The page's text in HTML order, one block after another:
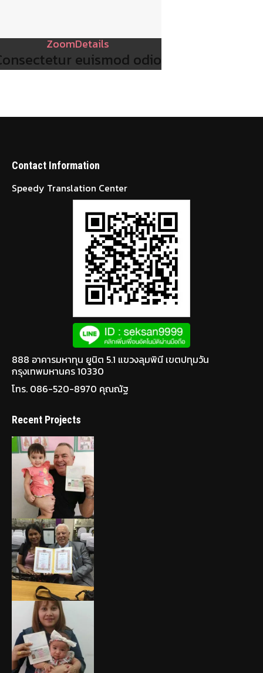
ZoomDetails
euismod odio
Contact Information
Speedy Translation Center
888 อาคารมหาทุน ยูนิต 5.1 แขวงลุมพินี เขตปทุมวัน
กรุงเทพมหานคร 10330
โทร. 086-520-8970 คุณณัฐ
Recent Projects